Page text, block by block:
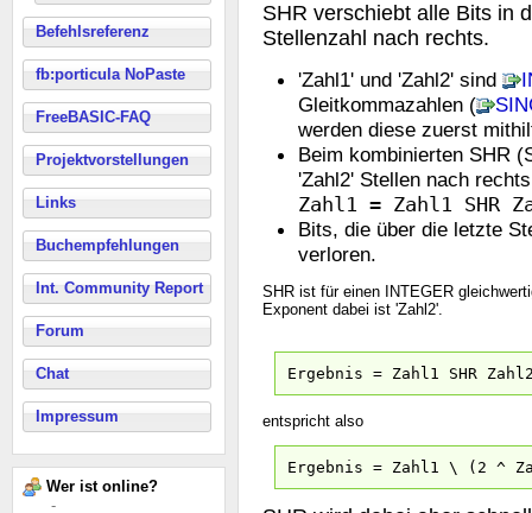
Befehlsreferenz
fb:porticula NoPaste
FreeBASIC-FAQ
Projektvorstellungen
Links
Buchempfehlungen
Int. Community Report
Forum
Chat
Impressum
Wer ist online?
-
SHR verschiebt alle Bits in
Stellenzahl nach rechts.
'Zahl1' und 'Zahl2' sind
Gleitkommazahlen (
werden diese zuerst
Beim kombinierten SHR
'Zahl2' Stellen nach
Zahl1 = Zahl1 SHR
Bits, die über die letzte
verloren.
SHR ist für einen INTEGER
Exponent dabei ist 'Zahl2'.
Ergebnis = Zahl1 SHR
entspricht also
Ergebnis = Zahl1 \ (2 ^